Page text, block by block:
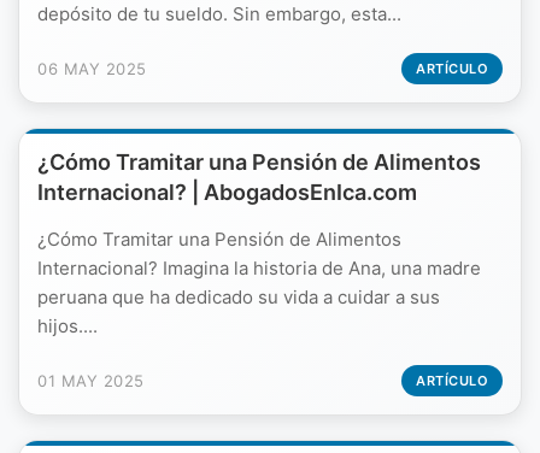
depósito de tu sueldo. Sin embargo, esta...
06 MAY 2025 ARTÍCULO
¿Cómo Tramitar una Pensión de Alimentos
Internacional? | AbogadosEnIca.com
¿Cómo Tramitar una Pensión de Alimentos
Internacional? Imagina la historia de Ana, una madre
peruana que ha dedicado su vida a cuidar a sus
hijos....
01 MAY 2025 ARTÍCULO